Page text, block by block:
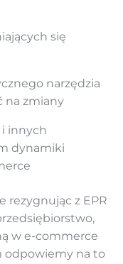
się
narzędzia
na zmiany
i innych
dynamiki
rezygnując z EPR
w e-commerce
odpowiemy na to